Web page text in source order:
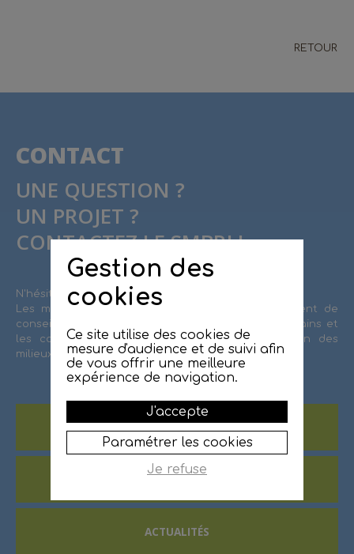
RETOUR
CONTACT
UNE QUESTION ?
UN PROJET ?
CONTACTEZ LE SMBRJ !
N'hésitez pas à contacter le SMBRJ.
Les missions de l'équipe technique sont également de
conseiller et d'accompagner les propriétaires riverains et
les collectivités sur l'entretien et la préservation des
milieux aquatiques et de la ressource en eau.
CONTACTEZ LE SMBRJ
ESPACE DE TÉLÉCHARGEMENT
ACTUALITÉS
Gestion des
cookies
Ce site utilise des cookies de
mesure d'audience et de suivi afin
de vous offrir une meilleure
expérience de navigation.
J'accepte
Paramétrer les cookies
Je refuse